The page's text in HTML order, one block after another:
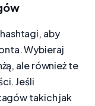
aby
Wybieraj
ale również te
Jeśli
takich jak